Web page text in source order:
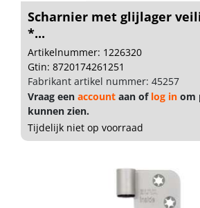
Scharnier met glijlager
*...
Artikelnummer: 1226320
Gtin: 8720174261251
Fabrikant artikel nummer: 45257
Vraag een account aan of log in om
kunnen zien.
Tijdelijk niet op voorraad